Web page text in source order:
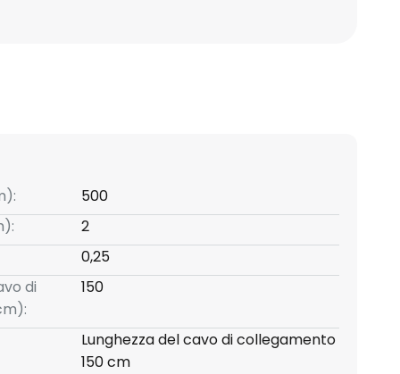
500
2
0,25
di
150
Lunghezza del cavo di collegamento
150 cm